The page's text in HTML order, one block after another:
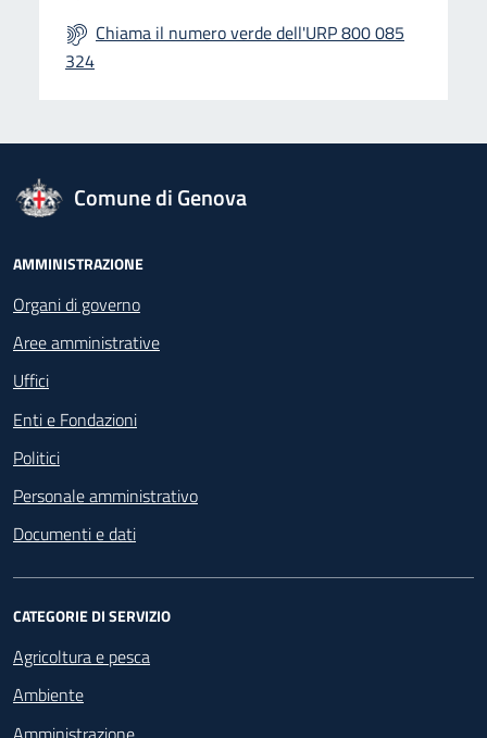
Chiama il numero verde dell'URP 800 085
324
logo Unione Europea
Comune di Genova
Footer - Navigazione
AMMINISTRAZIONE
Organi di governo
Aree amministrative
Uffici
Enti e Fondazioni
Politici
Personale amministrativo
Documenti e dati
CATEGORIE DI SERVIZIO
Agricoltura e pesca
Ambiente